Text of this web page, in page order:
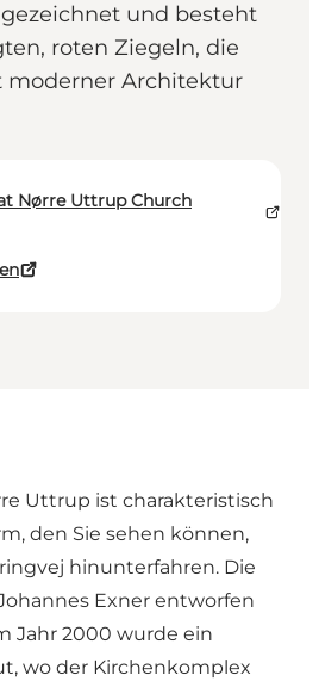
und besteht
roten Ziegeln, die
moderner Architektur
Nørre Uttrup Church
Uttrup ist charakteristisch
den Sie sehen können,
hinunterfahren. Die
Exner entworfen
Jahr 2000 wurde ein
wo der Kirchenkomplex